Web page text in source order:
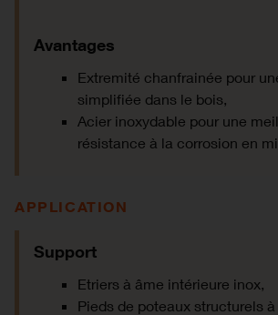
Avantages
Extremité chanfrainée pour
simplifiée dans le bois,
Acier inoxydable pour une
résistance à la corrosion en
APPLICATION
Support
Etriers à âme intérieure inox,
Pieds de poteaux structurels